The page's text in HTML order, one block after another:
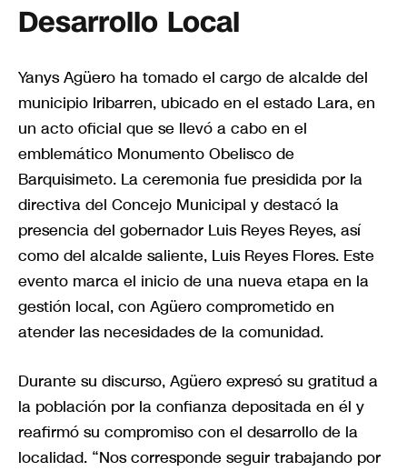
Desarrollo Local
Yanys Agüero ha tomado el cargo de alcalde del
municipio Iribarren, ubicado en el estado Lara, en
un acto oficial que se llevó a cabo en el
emblemático Monumento Obelisco de
Barquisimeto. La ceremonia fue presidida por la
directiva del Concejo Municipal y destacó la
presencia del gobernador Luis Reyes Reyes, así
como del alcalde saliente, Luis Reyes Flores. Este
evento marca el inicio de una nueva etapa en la
gestión local, con Agüero comprometido en
atender las necesidades de la comunidad.
Durante su discurso, Agüero expresó su gratitud a
la población por la confianza depositada en él y
reafirmó su compromiso con el desarrollo de la
localidad. “Nos corresponde seguir trabajando por